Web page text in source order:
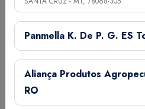
Calbos
Panmella K. De P. G. ES
Aliança Produtos
RO